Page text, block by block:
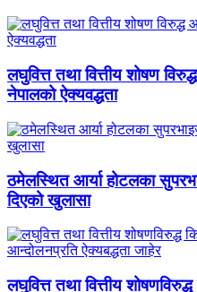
लघुवित्त तथा वित्तीय शोषण
नेपालको ऐक्यवद्धता
ठमेलस्थित आर्या होटलका
दिएको खुलासा
लघुवित्त तथा वित्तीय